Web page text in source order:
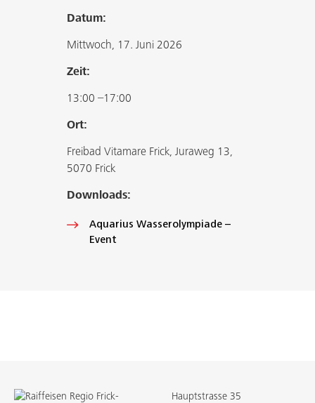
Datum:
Mittwoch, 17. Juni 2026
Zeit:
13:00 –17:00
Ort:
Freibad Vitamare Frick, Juraweg 13,
5070 Frick
Downloads:
Aquarius Wasserolympiade –
Event
Hauptstrasse 35